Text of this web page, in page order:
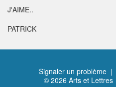
J'AIME..
PATRICK
Signaler un problème |
© 2026 Arts et Lettres